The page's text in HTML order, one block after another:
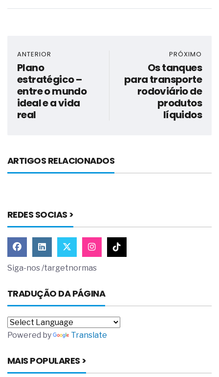
ANTERIOR
Plano
estratégico –
entre o mundo
ideal e a vida
real
PRÓXIMO
Os tanques
para transporte
rodoviário de
produtos
líquidos
ARTIGOS RELACIONADOS
REDES SOCIAS >
Siga-nos /targetnormas
TRADUÇÃO DA PÁGINA
Powered by Translate
MAIS POPULARES >